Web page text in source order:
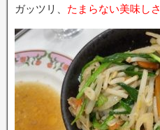
ガッツリ、 たまらない美味しさ